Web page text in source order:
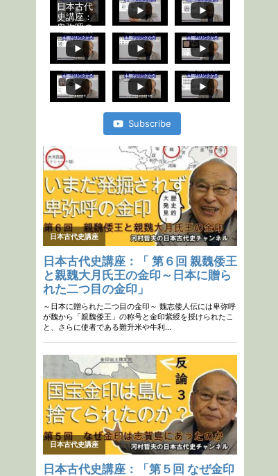
日本古代
史講座：
卑弥呼の
金印と鏡
第７回
(17) #
歴史 #邪
馬台国 #
日本古代
史
Subscribe